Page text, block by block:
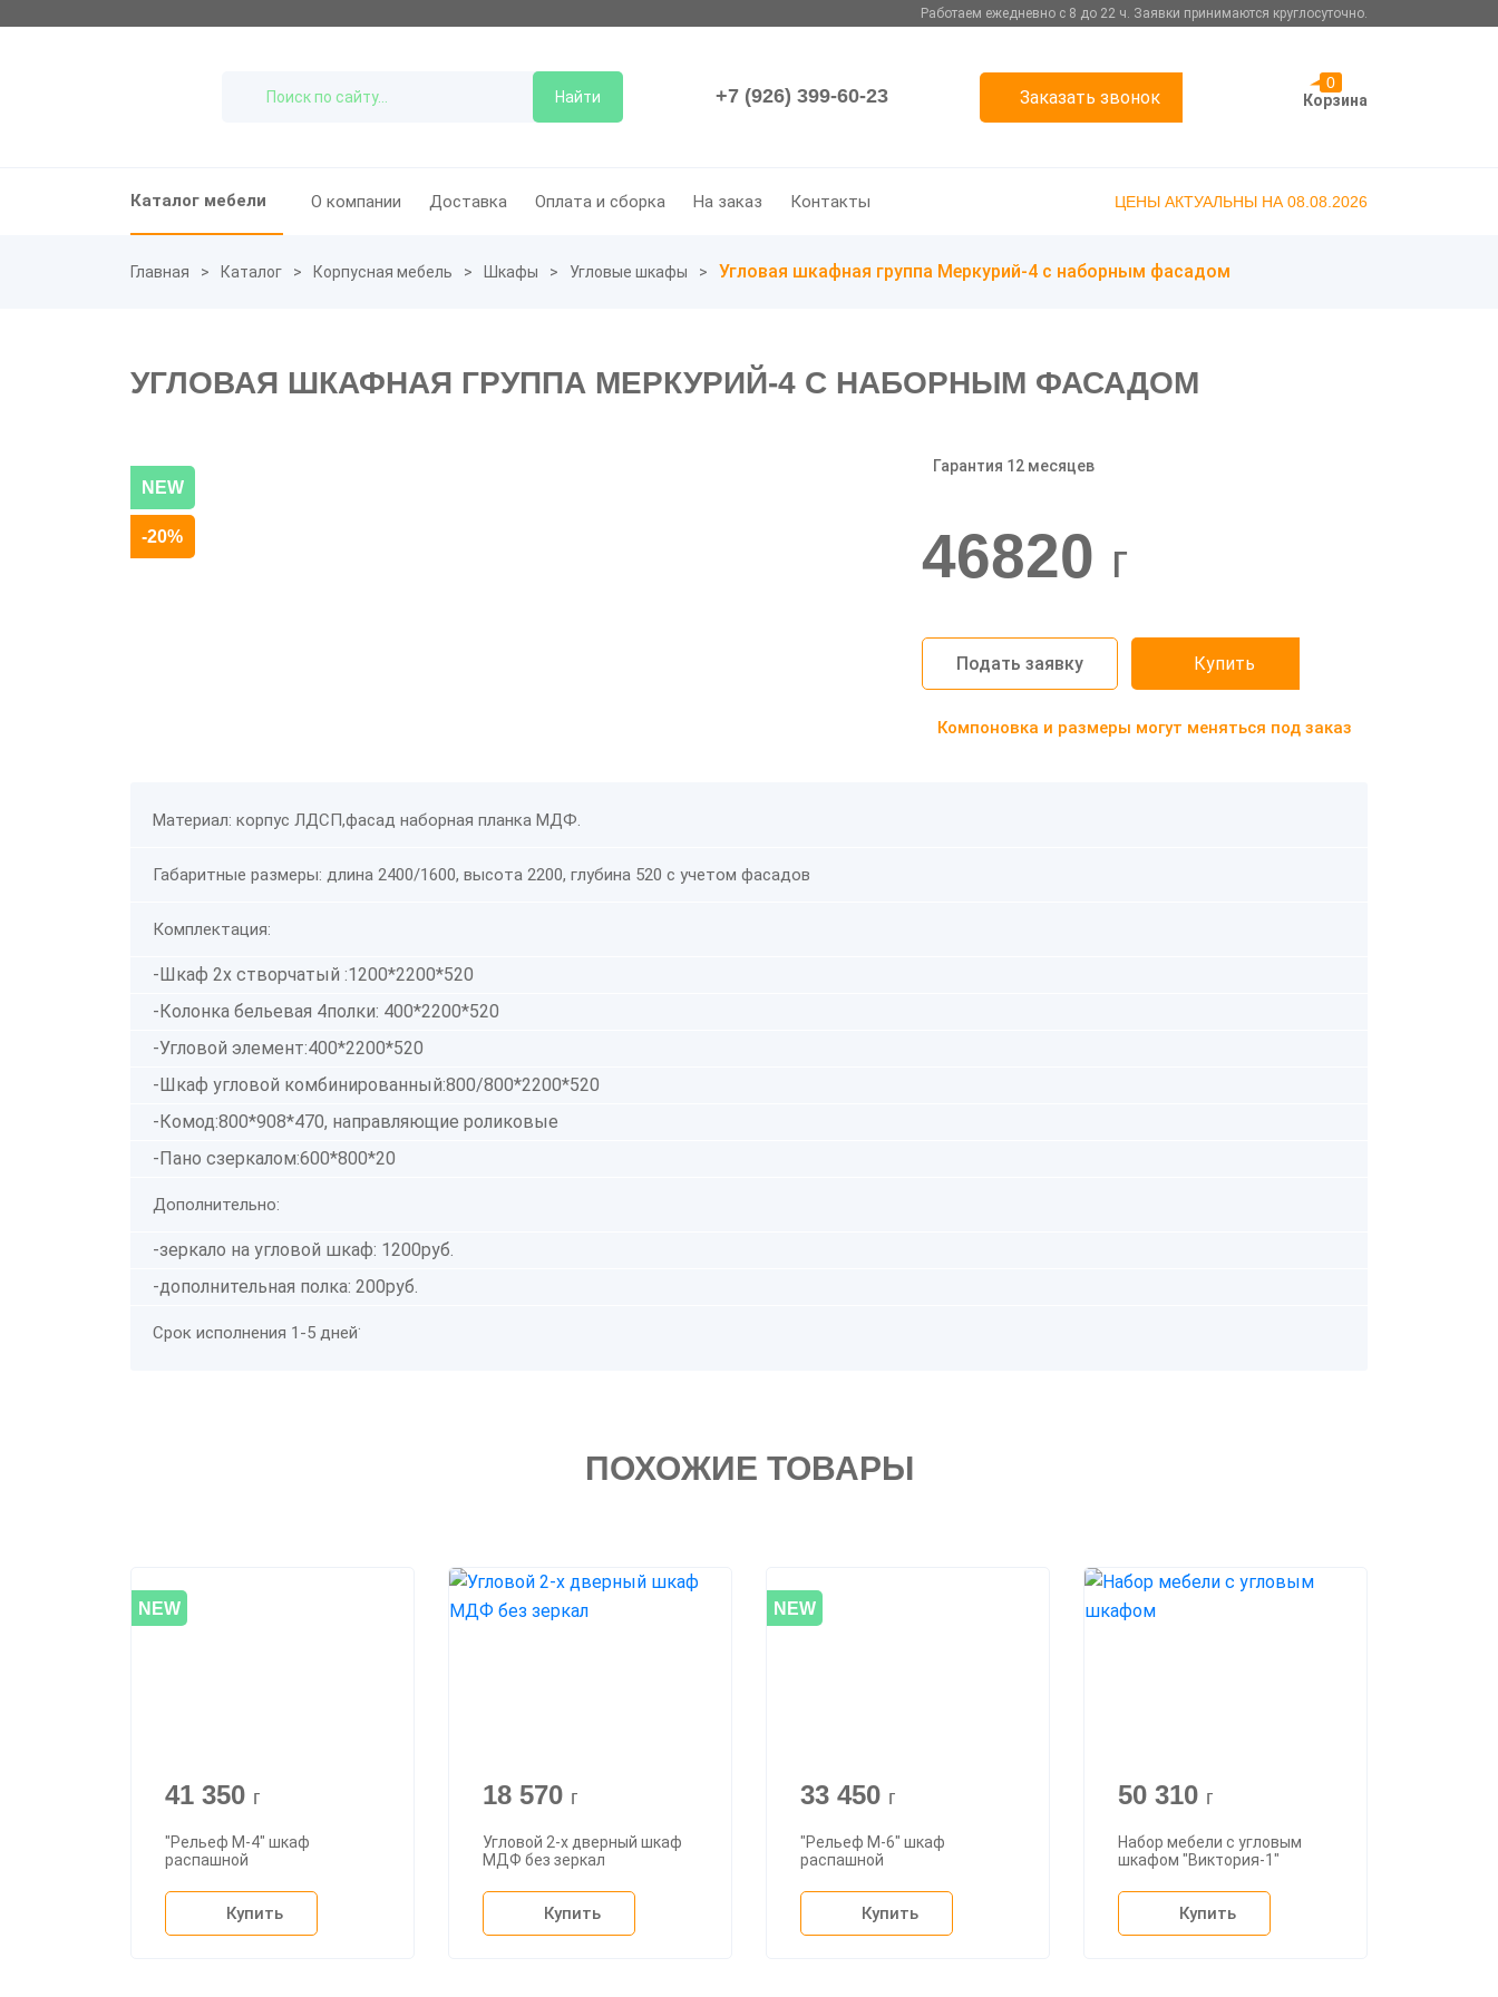
Работаем ежедневно с 8 до 22 ч. Заявки принимаются круглосуточно.
Найти +7 (926) 399-60-23 Заказать звонок
0
Корзина
Каталог мебели О компании Доставка Оплата и сборка На заказ Контакты ЦЕНЫ АКТУАЛЬНЫ НА 08.08.2026
Главная Каталог Корпусная мебель Шкафы Угловые шкафы Угловая шкафная группа Меркурий-4 с наборным фасадом
УГЛОВАЯ ШКАФНАЯ ГРУППА МЕРКУРИЙ-4 С НАБОРНЫМ ФАСАДОМ
NEW
-20%
Гарантия 12 месяцев
46820 г
Подать заявку Купить
Компоновка и размеры могут меняться под заказ
Материал: корпус ЛДСП,фасад наборная планка МДФ.
Габаритные размеры: длина 2400/1600, высота 2200, глубина 520 с учетом фасадов
Комплектация:
-Шкаф 2х створчатый :1200*2200*520
-Колонка бельевая 4полки: 400*2200*520
-Угловой элемент:400*2200*520
-Шкаф угловой комбинированный:800/800*2200*520
-Комод:800*908*470, направляющие роликовые
-Пано сзеркалом:600*800*20
Дополнительно:
-зеркало на угловой шкаф: 1200руб.
-дополнительная полка: 200руб.
Срок исполнения 1-5 дней.
ПОХОЖИЕ ТОВАРЫ
NEW
41 350 г
"Рельеф М-4" шкаф
распашной
Купить
18 570 г
Угловой 2-х дверный шкаф
МДФ без зеркал
Купить
NEW
33 450 г
"Рельеф М-6" шкаф
распашной
Купить
50 310 г
Набор мебели с угловым
шкафом "Виктория-1"
Купить